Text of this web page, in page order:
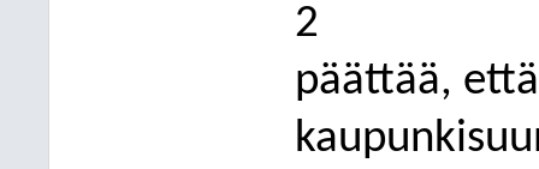
2
päättää, että